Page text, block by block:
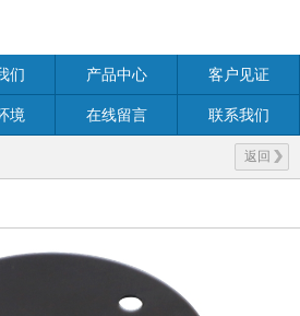
们 产品中心 客户见证
境 在线留言 联系我们
返回